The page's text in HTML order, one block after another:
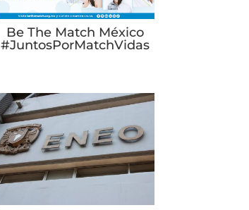
Be The Match México
#JuntosPorMatchVidas